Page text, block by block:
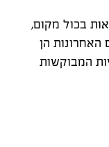
בכול מקום,
הן
המבוקשות